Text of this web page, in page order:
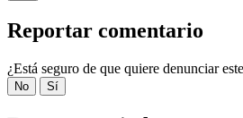
Reportar comentario
¿Está seguro de que quiere denunciar
No Sí